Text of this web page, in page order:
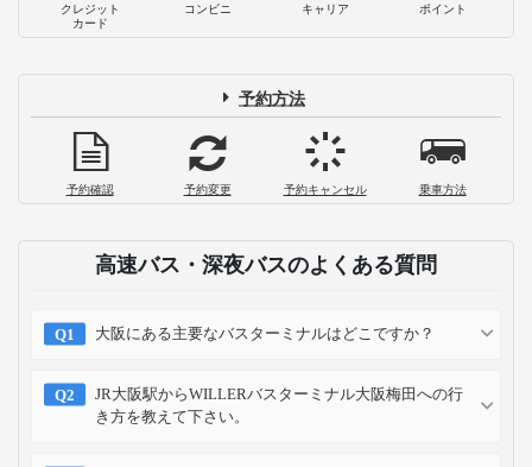
クレジット
カード
コンビニ キャリア ポイント
予約方法
予約確認 予約変更 予約キャンセル 乗車方法
高速バス・深夜バスのよくある質問
大阪にある主要なバスターミナルはどこですか？
JR大阪駅からWILLERバスターミナル大阪梅田への行
き方を教えて下さい。